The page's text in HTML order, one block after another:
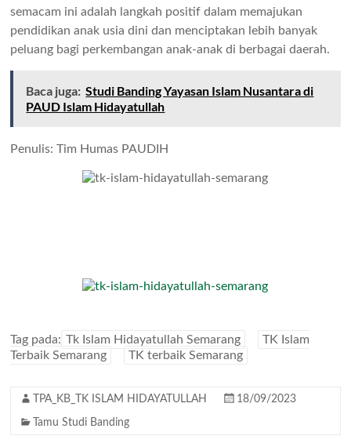
semacam ini adalah langkah positif dalam memajukan
pendidikan anak usia dini dan menciptakan lebih banyak
peluang bagi perkembangan anak-anak di berbagai daerah.
Baca juga: Studi Banding Yayasan Islam Nusantara di
PAUD Islam Hidayatullah
Penulis: Tim Humas PAUDIH
Tag pada: Tk Islam Hidayatullah Semarang
TK Islam
Terbaik Semarang
TK terbaik Semarang
TPA_KB_TK ISLAM HIDAYATULLAH 18/09/2023
Tamu Studi Banding